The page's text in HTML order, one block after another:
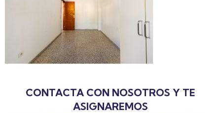
CONTACTA CON NOSOTROS Y TE
ASIGNAREMOS